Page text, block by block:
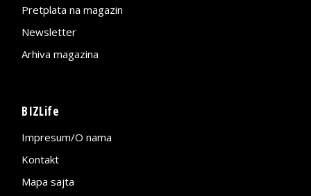
Pretplata na magazin
Newsletter
Arhiva magazina
BIZLife
Impresum/O nama
Kontakt
Mapa sajta